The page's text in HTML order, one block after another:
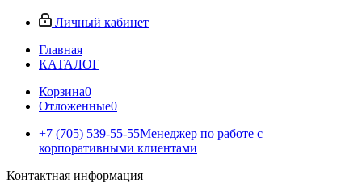
Личный кабинет
Главная
КАТАЛОГ
Корзина0
Отложенные0
+7 (705) 539-55-55Менеджер по работе с
корпоративными клиентами
Контактная информация